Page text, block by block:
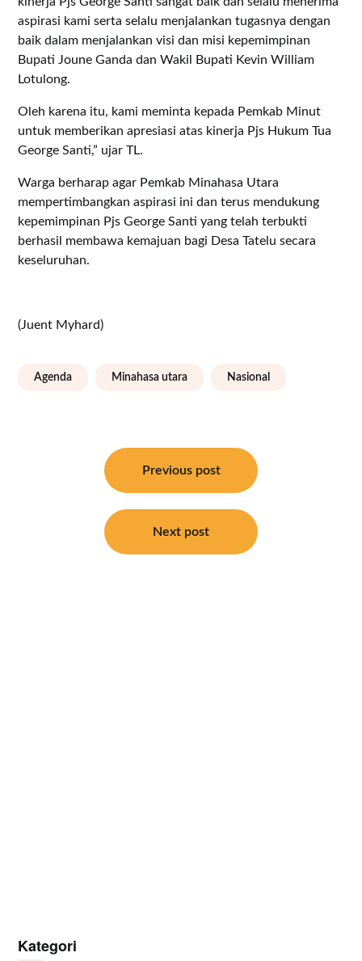
aspirasi kami serta selalu menjalankan tugasnya dengan
baik dalam menjalankan visi dan misi kepemimpinan
Bupati Joune Ganda dan Wakil Bupati Kevin William
Lotulong.
Oleh karena itu, kami meminta kepada Pemkab Minut
untuk memberikan apresiasi atas kinerja Pjs Hukum Tua
George Santi,” ujar TL.
Warga berharap agar Pemkab Minahasa Utara
mempertimbangkan aspirasi ini dan terus mendukung
kepemimpinan Pjs George Santi yang telah terbukti
berhasil membawa kemajuan bagi Desa Tatelu secara
keseluruhan.
(Juent Myhard)
Agenda Minahasa utara Nasional
Previous post
Next post
Kategori